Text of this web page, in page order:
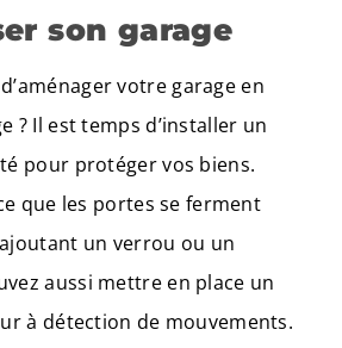
son garage
votre garage en
? Il est temps d’installer un
pour protéger vos biens.
que les portes se ferment
un verrou ou un
aussi mettre en place un
à détection de mouvements.